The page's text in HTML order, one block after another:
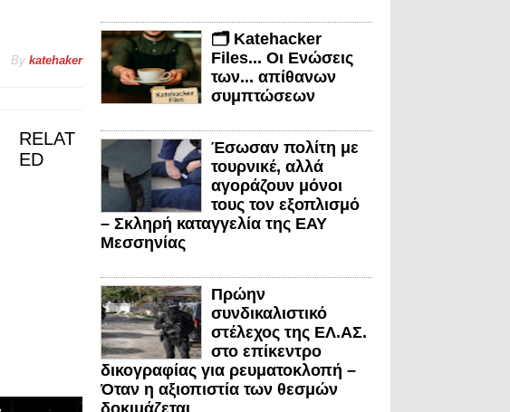
By katehaker
RELAT
ED
🗂️ Katehacker
Files... Οι Ενώσεις
των... απίθανων
συμπτώσεων
Έσωσαν πολίτη με
τουρνικέ, αλλά
αγοράζουν μόνοι
τους τον εξοπλισμό
– Σκληρή καταγγελία της ΕΑΥ
Μεσσηνίας
Πρώην
συνδικαλιστικό
στέλεχος της ΕΛ.ΑΣ.
στο επίκεντρο
δικογραφίας για ρευματοκλοπή –
Όταν η αξιοπιστία των θεσμών
δοκιμάζεται